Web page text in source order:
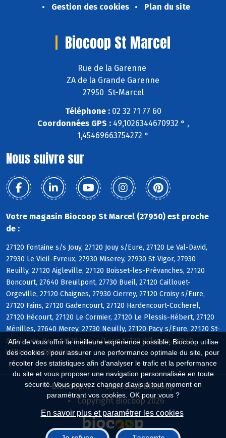
Afin de vous offrir la meilleure expérience possible, Biocoop utilise
des cookies : pour assurer une performance optimale du site, pour
récolter des statistiques afin d'analyser le trafic et la performance
du site et vous proposer une navigation personnalisée en toute
sécurité. Vous pouvez changer d'avis à tout moment en
paramétrant vos cookies. OK pour vous ?
En savoir plus et paramétrer les cookies
Gestion des cookies
Plan du site
Biocoop St Marcel
Rue de la Garenne
ZA de la Grande Garenne
27950 St-Marcel
Téléphone :02 32 71 77 60
Coordonnées GPS :49,1026344670932 ° ,
1,45469663754272 °
Nous suivre sur
Votre magasin Biocoop St Marcel (27950) est proche
de :
27120 Fontaine s/s Jouy, 27120 Jouy s/Eure, 27120 Le Val-David,
27930 Le Vieil-Evreux, 27930 Miserey, 27930 St-Vigor, 27930
Reuilly, 27120 Aigleville, 27120 Boisset-les-Prévanches, 27120
Boncourt, 27640 Breuilpont, 27730 Bueil, 27120 Caillouet-
Orgeville, 27120 Chaignes, 27930 Cierrey, 27120 Croisy s/Eure,
27120 Fains, 27120 Gadencourt, 27120 Hardencourt-Cocherel,
27120 Hécourt, 27120 Le Cormier, 27120 Le Plessis-Hébert, 27120
Ménilles, 27640 Merey, 27730 Neuilly, 27120 Pacy s/Eure, 27120 St-
Aquilin-de-Pacy, 27120 Vaux s/Eure, 27120 Villegats, 27640
Villiers-en-Désoeuvre
Biocoop.fr
Le réseau Biocoop
Copyright Biocoop 2026